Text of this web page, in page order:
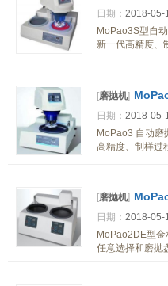
日期： 2018-05-
MoPao3S型自
新一代高精度、
[磨抛机]
日期： 2018-05-
MoPao3 自动磨
高精度、制样过
[磨抛机]
日期： 2018-05-
MoPao2DE型
任意选择和磨抛